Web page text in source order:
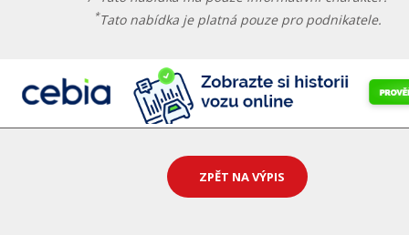
*Tato nabídka je platná pouze pro podnikatele.
ZPĚT NA VÝPIS